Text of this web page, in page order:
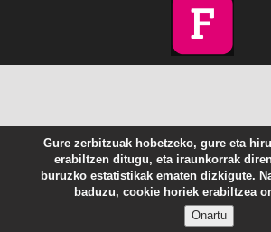
Gure zerbitzuak hobetzeko, gure eta
erabiltzen ditugu, eta iraunkorrak
buruzko estatistikak ematen dizkigute.
baduzu, cookie horiek erabiltzea